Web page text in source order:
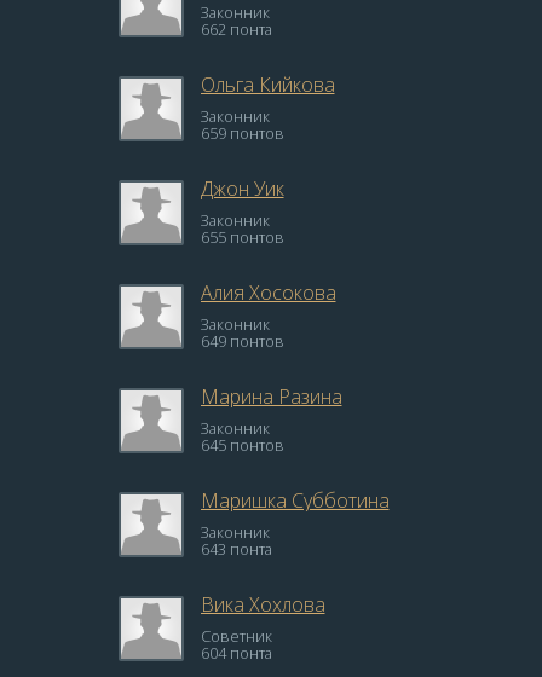
Законник
662 понта
Ольга Кийкова
Законник
659 понтов
Джон Уик
Законник
655 понтов
Алия Хосокова
Законник
649 понтов
Марина Разина
Законник
645 понтов
Маришка Субботина
Законник
643 понта
Вика Хохлова
Советник
604 понта